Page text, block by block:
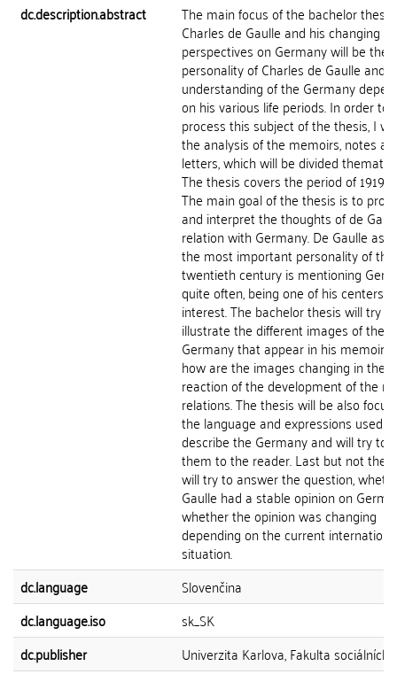
dc.description.abstract
The main focus of the bachelor thesis
Charles de Gaulle and his changing
perspectives on Germany will be the
personality of Charles de Gaulle and
understanding of the Germany
on his various life periods. In order to
process this subject of the thesis, I
the analysis of the memoirs, notes
letters, which will be divided
The thesis covers the period of 1919-
The main goal of the thesis is to
and interpret the thoughts of de
relation with Germany. De Gaulle as
the most important personality of the
twentieth century is mentioning
quite often, being one of his centers of
interest. The bachelor thesis will try to
illustrate the different images of the
Germany that appear in his memoirs
how are the images changing in the
reaction of the development of the
relations. The thesis will be also
the language and expressions used to
describe the Germany and will try to
them to the reader. Last but not the
will try to answer the question,
Gaulle had a stable opinion on
whether the opinion was changing
depending on the current
situation.
dc.language
Slovenčina
dc.language.iso
sk_SK
dc.publisher
Univerzita Karlova, Fakulta sociálních